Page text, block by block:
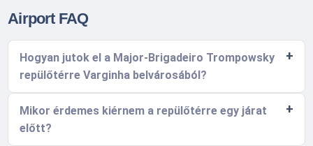
Airport FAQ
Hogyan jutok el a Major-Brigadeiro Trompowsky
repülőtérre Varginha belvárosából?
Mikor érdemes kiérnem a repülőtérre egy járat
előtt?